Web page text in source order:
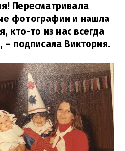
Пересматривала
фотографии и нашла
кто-то из нас всегда
– подписала Виктория.